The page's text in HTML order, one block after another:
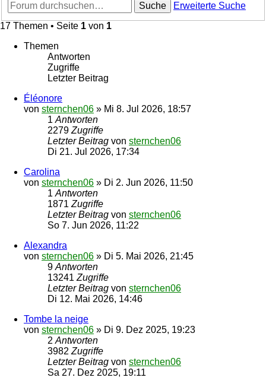
Suche
Erweiterte Suche
17 Themen • Seite 1 von 1
Themen
Antworten
Zugriffe
Letzter Beitrag
Éléonore
von sternchen06 » Mi 8. Jul 2026, 18:57
1 Antworten
2279 Zugriffe
Letzter Beitrag von sternchen06
Di 21. Jul 2026, 17:34
Carolina
von sternchen06 » Di 2. Jun 2026, 11:50
1 Antworten
1871 Zugriffe
Letzter Beitrag von sternchen06
So 7. Jun 2026, 11:22
Alexandra
von sternchen06 » Di 5. Mai 2026, 21:45
9 Antworten
13241 Zugriffe
Letzter Beitrag von sternchen06
Di 12. Mai 2026, 14:46
Tombe la neige
von sternchen06 » Di 9. Dez 2025, 19:23
2 Antworten
3982 Zugriffe
Letzter Beitrag von sternchen06
Sa 27. Dez 2025, 19:11